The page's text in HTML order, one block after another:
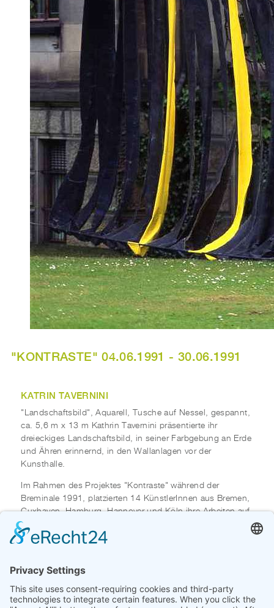
"KONTRASTE" 04.06.1991 - 30.06.1991
KATRIN TAVERNINI
"Landschaftsbild", Aquarell, Tusche auf Nessel, gespannt,
ca. 5,6 m x 13 m Kathrin Tavernini präsentierte ihr
dreieckiges Landschaftsbild, in seiner Farbgebung an Erde
und Ähren erinnernd, in den Wallanlagen vor der
Kunsthalle.
Im Rahmen des Projektes "Kontraste" während der
Breminale 1991, platzierten 14 KünstlerInnen aus Bremen,
Cuxhaven, Hamburg, Hannover und Köln ihre Arbeiten auf
dem Gelände Altenwall / Am Wall und dem Park am
Osterdeich - zwischen dem Trubel der Breminale und der
Sie griffen "das Wechselspiel der Widersprüche: Natur -
urbanes Umfeld - Kunst - Ökologie" auf und setzten mit
Installationen, Objekten und Situationen im Park neue